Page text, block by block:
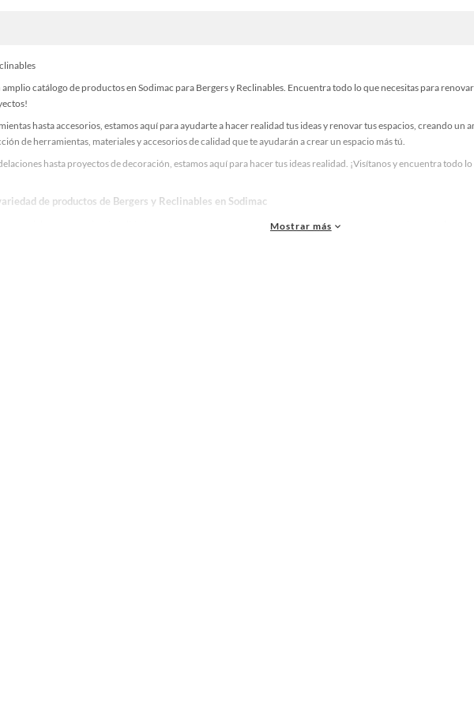
catálogo de productos en Sodimac para Bergers y Reclinables. Encuentra todo lo que necesitas para
hasta accesorios, estamos aquí para ayudarte a hacer realidad tus ideas y renovar tus espacios, creando
de herramientas, materiales y accesorios de calidad que te ayudarán a crear un espacio más tú.
hasta proyectos de decoración, estamos aquí para hacer tus ideas realidad. ¡Visítanos y encuentra todo
de productos de Bergers y Reclinables en Sodimac
materiales y accesorios de calidad para tus proyectos y renovación de espacios. ¡Visítanos y descubre todo lo que
Mostrar más